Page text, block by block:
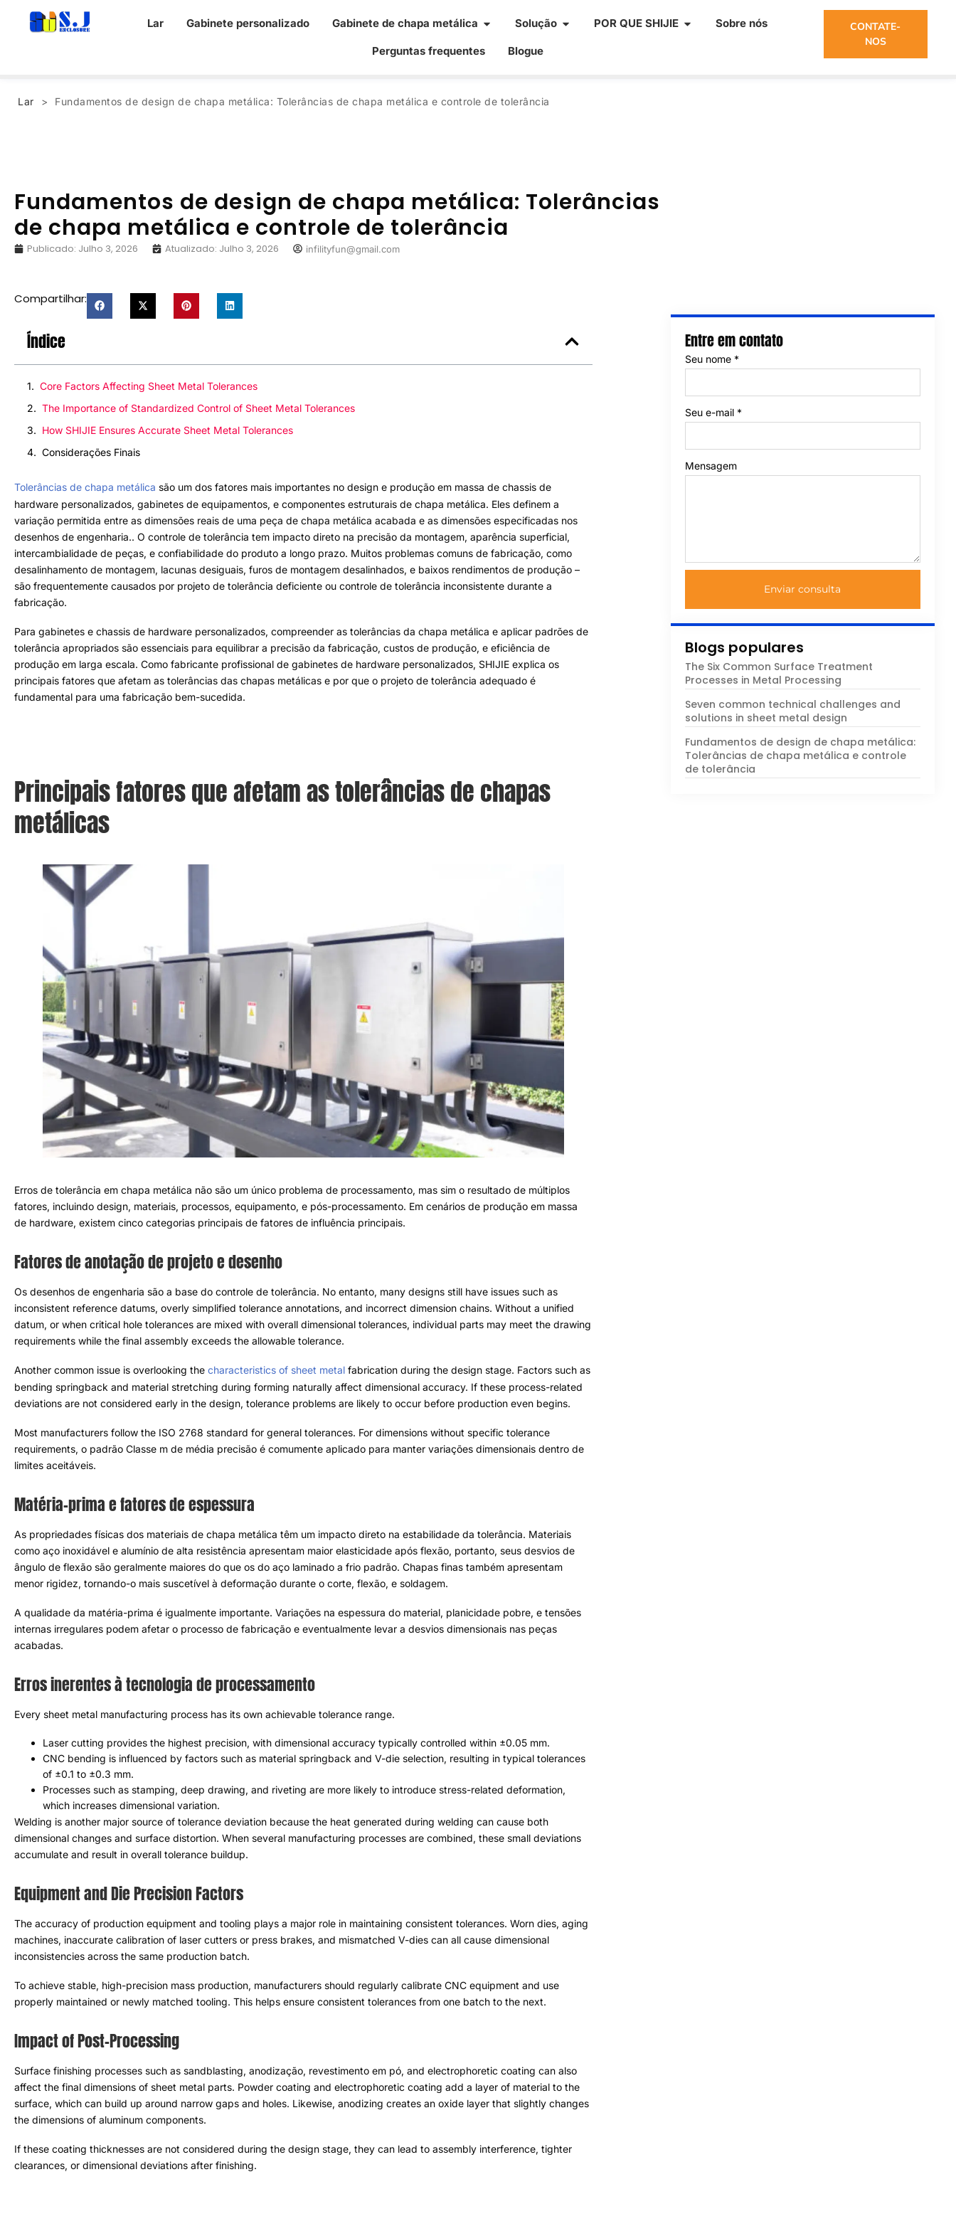
Lar Gabinete personalizado Gabinete de chapa metálica Solução POR QUE SHIJIE Sobre nós
Perguntas frequentes Blogue
CONTATE-
NOS
Lar > Fundamentos de design de chapa metálica: Tolerâncias de chapa metálica e controle de tolerância
Fundamentos de design de chapa metálica: Tolerâncias
de chapa metálica e controle de tolerância
Publicado: Julho 3, 2026 Atualizado: Julho 3, 2026 infilityfun@gmail.com
Compartilhar:
Índice
Core Factors Affecting Sheet Metal Tolerances
The Importance of Standardized Control of Sheet Metal Tolerances
How SHIJIE Ensures Accurate Sheet Metal Tolerances
Considerações Finais
Tolerâncias de chapa metálica são um dos fatores mais importantes no design e produção em massa de chassis de
hardware personalizados, gabinetes de equipamentos, e componentes estruturais de chapa metálica. Eles definem a
variação permitida entre as dimensões reais de uma peça de chapa metálica acabada e as dimensões especificadas nos
desenhos de engenharia.. O controle de tolerância tem impacto direto na precisão da montagem, aparência superficial,
intercambialidade de peças, e confiabilidade do produto a longo prazo. Muitos problemas comuns de fabricação, como
desalinhamento de montagem, lacunas desiguais, furos de montagem desalinhados, e baixos rendimentos de produção –
são frequentemente causados ​​por projeto de tolerância deficiente ou controle de tolerância inconsistente durante a
fabricação.
Para gabinetes e chassis de hardware personalizados, compreender as tolerâncias da chapa metálica e aplicar padrões de
tolerância apropriados são essenciais para equilibrar a precisão da fabricação, custos de produção, e eficiência de
produção em larga escala. Como fabricante profissional de gabinetes de hardware personalizados, SHIJIE explica os
principais fatores que afetam as tolerâncias das chapas metálicas e por que o projeto de tolerância adequado é
fundamental para uma fabricação bem-sucedida.
Principais fatores que afetam as tolerâncias de chapas
metálicas
Erros de tolerância em chapa metálica não são um único problema de processamento, mas sim o resultado de múltiplos
fatores, incluindo design, materiais, processos, equipamento, e pós-processamento. Em cenários de produção em massa
de hardware, existem cinco categorias principais de fatores de influência principais.
Fatores de anotação de projeto e desenho
Os desenhos de engenharia são a base do controle de tolerância. No entanto, muitos projetos ainda apresentam problemas
como dados de referência inconsistentes,anotações de tolerância excessivamente simplificadas,e cadeias de dimensões
incorretas .Sem um dado unificado,ou quando tolerâncias críticas de furo são misturadas com tolerâncias dimensionais
gerais,peças individuais podem atender aos requisitos do desenho enquanto a montagem final excede a tolerância
Outro problema comum é ignorar o características da chapa metálica fabricação durante a fase de projeto.Fatores como o
retorno elástico à flexão e o estiramento do material durante a conformação afetam naturalmente a precisão dimensional
provavelmente ocorrerão antes mesmo de a produção começar.
A maioria dos fabricantes segue a ISO
limites aceitáveis.
Matéria-prima e fatores de espessura
As propriedades físicas dos materiais de chapa metálica têm um impacto direto na estabilidade da tolerância.Materiais
como aço inoxidável e alumínio de alta resistência apresentam maior elasticidade após flexão
menor rigidez,tornando-o mais suscetível à deformação durante o corte, flexão,e soldagem .
A qualidade da matéria-prima é igualmente importante
acabadas.
Erros inerentes à tecnologia de processamento
Cada processo de fabricação de chapa metálica tem sua própria faixa de tolerância alcançável.
O corte a laser oferece a mais alta precisão
A dobra CNC é influenciada por fatores como retorno elástico do material e seleção da matriz em V ,resultando em
tolerâncias típicas de ±0,1 a ±0,3 mm.
Processos como estampagem,desenho profundo,e rebitagem são mais propensos a introduzir deformação
relacionada ao estresse,o que aumenta a variação dimensional.
A soldagem é outra fonte importante de desvio de tolerância porque o calor gerado durante a soldagem pode causar
pequenos desvios se acumulam e resultam no acúmulo geral de tolerância
Fatores de precisão de equipamentos e matrizes
A precisão dos equipamentos e ferramentas de produção desempenha um papel importante na manutenção de tolerâncias
dobradeiras,e matrizes em V incompatíveis podem causar inconsistências dimensionais no mesmo lote de produção.
equipamentos CNC e usar ferramentas com manutenção adequada ou recém-combinadas
consistentes de um lote para o próximo
Impacto do pós-processamento
Processos de acabamento de superfície, como jato de areia
revestimento eletroforético adicionam uma camada de material à superfície,que pode se acumular em torno de lacunas e
buracos estreitos.Da mesma maneira ,a anodização cria uma camada de óxido que altera ligeiramente as dimensões dos
Entre em contato
Seu nome *
Seu e-mail *
Mensagem
Enviar consulta
Blogs populares
Os seis processos comuns de tratamento
de superfície no processamento de metal
Sete desafios técnicos e soluções comuns
no projeto de chapas metálicas
Fundamentos de design de chapa metálica:
Tolerâncias de chapa metálica e controle
de tolerância